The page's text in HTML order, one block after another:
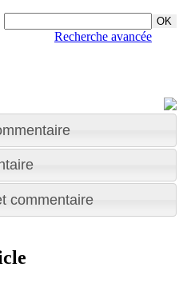
Recherche avancée
commentaire